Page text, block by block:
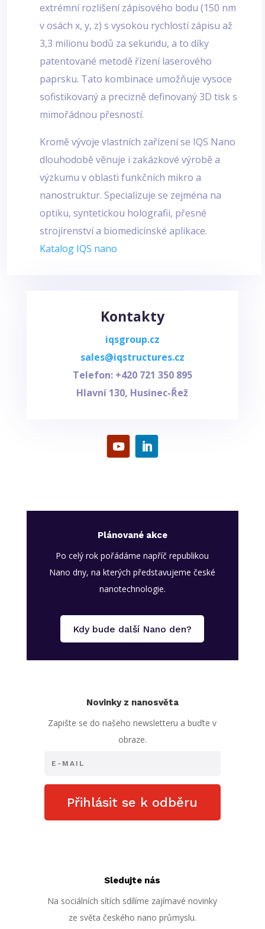
extrémní rozlišení zápisového bodu (150 nm
v osách x, y, z) s vysokou rychlostí zápisu až
3,3 milionu bodů za sekundu, a to díky
patentované metodě řízení laserového
paprsku. Tato kombinace umožňuje vysoce
sofistikovaný a precizně definovaný 3D tisk s
mimořádnou přesností.
Kromě vývoje vlastních zařízení se IQS Nano
dlouhodobě věnuje i zakázkové výrobě a
výzkumu v oblasti funkčních mikro a
nanostruktur. Specializuje se zejména na
optiku, syntetickou holografii, přesné
strojírenství a biomedicínské aplikace.
Katalog IQS nano
Kontakty
iqsgroup.cz
sales@iqstructures.cz
Telefon: +420 721 350 895
Hlavní 130, Husinec-Řež
Plánované akce
Po celý rok pořádáme napříč republikou
Nano dny, na kterých představujeme české
nanotechnologie.
Kdy bude další Nano den?
Novinky z nanosvěta
Zapište se do našeho newsletteru a buďte v
obraze.
Přihlásit se k odběru
Sledujte nás
Na sociálních sítích sdílíme zajímavé novinky
ze světa českého nano průmyslu.